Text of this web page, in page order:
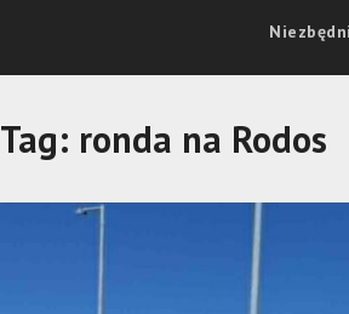
Tag: ronda na Rodos